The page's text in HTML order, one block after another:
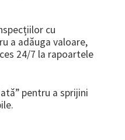
cu
a adăuga valoare,
24/7 la rapoartele
pentru a sprijini